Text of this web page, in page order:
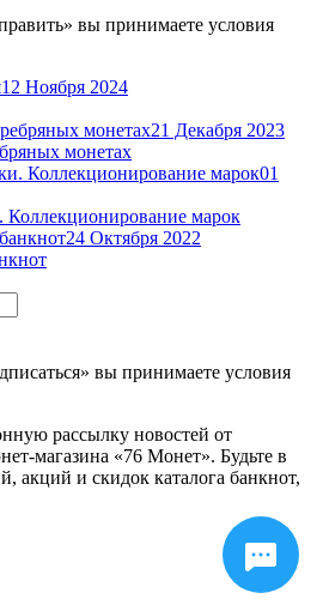
вы принимаете условия
12 Ноября 2024
21 Декабря 2023
монетах
01
марок
24 Октября 2022
вы принимаете условия
рассылку новостей от
магазина «76 Монет». Будьте в
акций и скидок каталога банкнот,